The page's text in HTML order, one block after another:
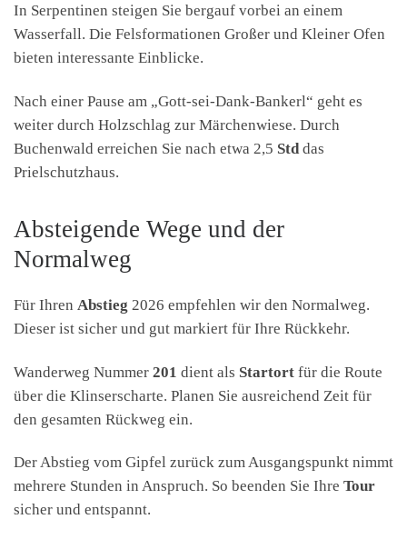
In Serpentinen steigen Sie bergauf vorbei an einem
Wasserfall. Die Felsformationen Großer und Kleiner Ofen
bieten interessante Einblicke.
Nach einer Pause am „Gott-sei-Dank-Bankerl“ geht es
weiter durch Holzschlag zur Märchenwiese. Durch
Buchenwald erreichen Sie nach etwa 2,5 Std das
Prielschutzhaus.
Absteigende Wege und der
Normalweg
Für Ihren Abstieg 2026 empfehlen wir den Normalweg.
Dieser ist sicher und gut markiert für Ihre Rückkehr.
Wanderweg Nummer 201 dient als Startort für die Route
über die Klinserscharte. Planen Sie ausreichend Zeit für
den gesamten Rückweg ein.
Der Abstieg vom Gipfel zurück zum Ausgangspunkt nimmt
mehrere Stunden in Anspruch. So beenden Sie Ihre Tour
sicher und entspannt.